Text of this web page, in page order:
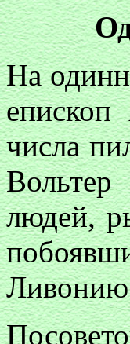
На
епископ
числа
людей,